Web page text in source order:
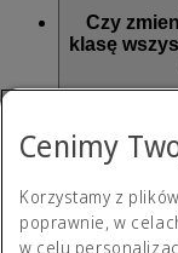
Czy
klasę
Należy
rezerwacji.
Skąd
Cenimy
Korzystamy z
poprawnie, w
w celu